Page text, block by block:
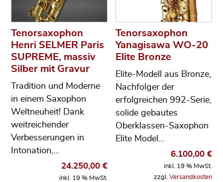
Tenorsaxophon
Henri SELMER Paris
SUPREME, massiv
Silber mit Gravur
Tradition und Moderne
in einem Saxophon
Weltneuheit! Dank
weitreichender
Verbesserungen in
Intonation,…
24.250,00 €
inkl. 19 % MwSt.
Tenorsaxophon
Yanagisawa WO-20
Elite Bronze
Elite-Modell aus Bronze,
Nachfolger der
erfolgreichen 992-Serie,
solide gebautes
Oberklassen-Saxophon
Elite Model…
6.100,00 €
inkl. 19 % MwSt.
zzgl. Versandkosten